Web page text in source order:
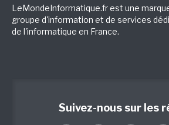
LeMondeInformatique.fr est une
groupe d'information et de services
de l'informatique en France.
Suivez-nous sur les